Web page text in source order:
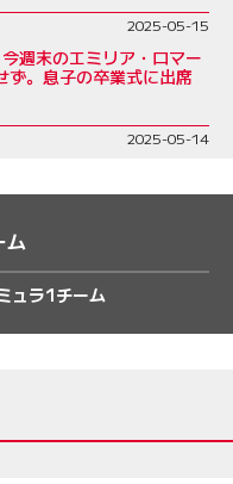
2025-05-15
週末のエミリア・ロマー
ず。息子の卒業式に出席
2025-05-14
ム
ュラ1チーム